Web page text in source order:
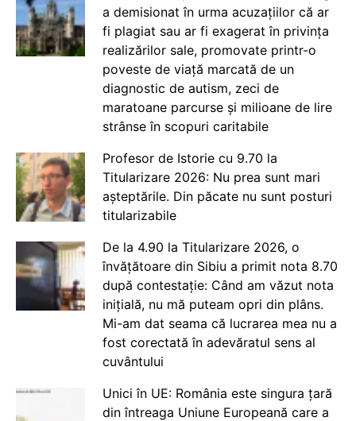
a demisionat în urma acuzațiilor că ar
fi plagiat sau ar fi exagerat în privința
realizărilor sale, promovate printr-o
poveste de viață marcată de un
diagnostic de autism, zeci de
maratoane parcurse și milioane de lire
strânse în scopuri caritabile
Profesor de Istorie cu 9.70 la
Titularizare 2026: Nu prea sunt mari
așteptările. Din păcate nu sunt posturi
titularizabile
De la 4.90 la Titularizare 2026, o
învățătoare din Sibiu a primit nota 8.70
după contestație: Când am văzut nota
inițială, nu mă puteam opri din plâns.
Mi-am dat seama că lucrarea mea nu a
fost corectată în adevăratul sens al
cuvântului
Unici în UE: România este singura țară
din întreaga Uniune Europeană care a